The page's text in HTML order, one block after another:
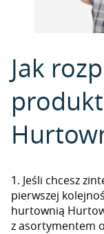
Jak
1. Jeśli chcesz
pierwszej
hurtownią
z asortymentem